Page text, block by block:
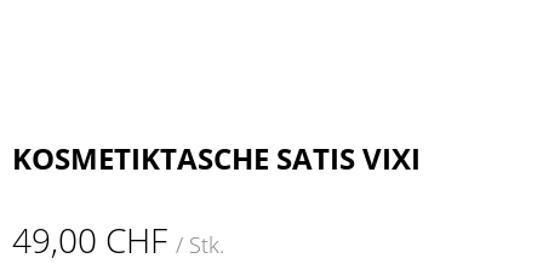
KOSMETIKTASCHE SATIS VIXI
49,00 CHF / Stk.